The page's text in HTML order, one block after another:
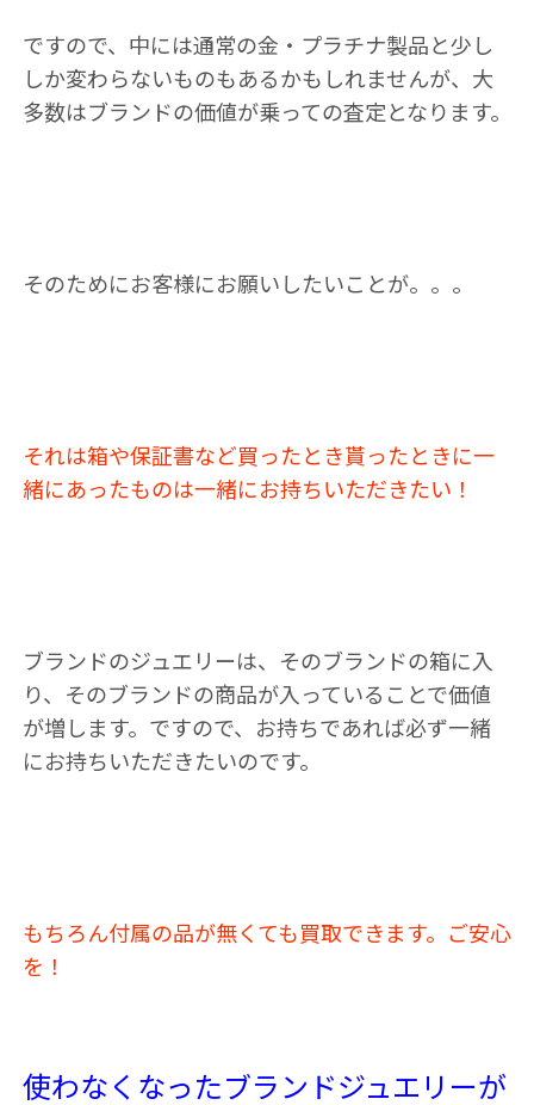
ですので、中には通常の金・プラチナ製品と少し
しか変わらないものもあるかもしれませんが、大
多数はブランドの価値が乗っての査定となります。
そのためにお客様にお願いしたいことが。。。
それは箱や保証書など買ったとき貰ったときに一
緒にあったものは一緒にお持ちいただきたい！
ブランドのジュエリーは、そのブランドの箱に入
り、そのブランドの商品が入っていることで価値
が増します。ですので、お持ちであれば必ず一緒
にお持ちいただきたいのです。
もちろん付属の品が無くても買取できます。ご安心
を！
使わなくなったブランドジュエリーが